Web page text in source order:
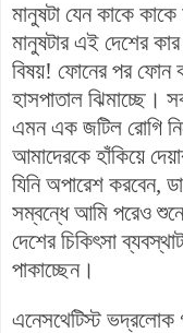
মানুষটা যেন কাকে
মানুষটার এই দেশের
বিষয়! ফোনের পর ফোন
হাসপাতাল ঝিমাচ্ছে।
এমন এক জটিল রোগি
আমাদেরকে হাঁকিয়ে
যিনি অপারেশ করবেন,
সম্বন্ধে আমি পরেও
দেশের চিকিৎসা
পাকাচ্ছেন।
এনেসথেটিস্ট